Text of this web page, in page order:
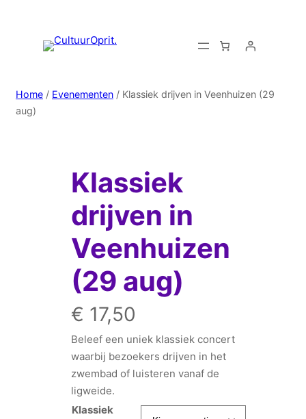
Home / Evenementen / Klassiek drijven in Veenhuizen (29
aug)
Klassiek
drijven in
Veenhuizen
(29 aug)
€ 17,50
Beleef een uniek klassiek concert
waarbij bezoekers drijven in het
zwembad of luisteren vanaf de
ligweide.
Klassiek